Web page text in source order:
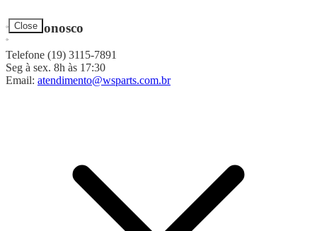
Close
Fale Conosco
Telefone (19) 3115-7891
Seg à sex. 8h às 17:30
Email: atendimento@wsparts.com.br